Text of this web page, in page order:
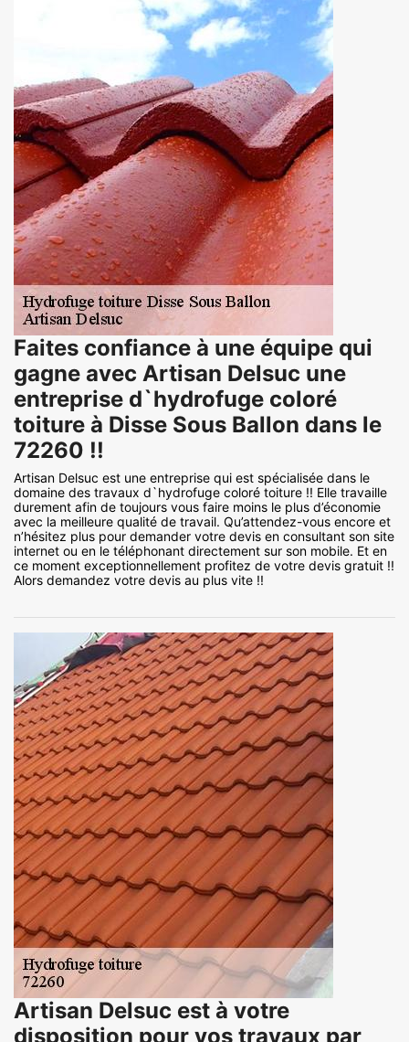
Faites confiance à une équipe qui
gagne avec Artisan Delsuc une
entreprise d`hydrofuge coloré
toiture à Disse Sous Ballon dans le
72260 !!
Artisan Delsuc est une entreprise qui est spécialisée dans le
domaine des travaux d`hydrofuge coloré toiture !! Elle travaille
durement afin de toujours vous faire moins le plus d’économie
avec la meilleure qualité de travail. Qu’attendez-vous encore et
n’hésitez plus pour demander votre devis en consultant son site
internet ou en le téléphonant directement sur son mobile. Et en
ce moment exceptionnellement profitez de votre devis gratuit !!
Alors demandez votre devis au plus vite !!
Artisan Delsuc est à votre
disposition pour vos travaux par